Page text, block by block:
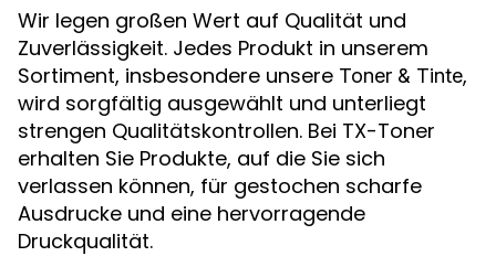
Wir legen großen Wert auf Qualität und
Zuverlässigkeit. Jedes Produkt in unserem
Sortiment, insbesondere unsere Toner & Tinte,
wird sorgfältig ausgewählt und unterliegt
strengen Qualitätskontrollen. Bei TX-Toner
erhalten Sie Produkte, auf die Sie sich
verlassen können, für gestochen scharfe
Ausdrucke und eine hervorragende
Druckqualität.